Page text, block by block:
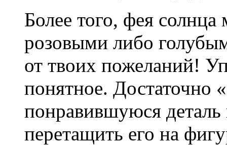
Более того, фея
розовыми либо
от твоих пожеланий!
понятное. Достаточно
понравившуюся деталь
перетащить его на